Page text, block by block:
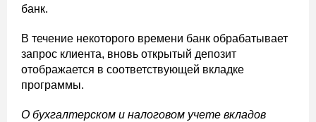
банк.
В течение некоторого времени банк обрабатывает
запрос клиента, вновь открытый депозит
отображается в соответствующей вкладке
программы.
О бухгалтерском и налоговом учете вкладов